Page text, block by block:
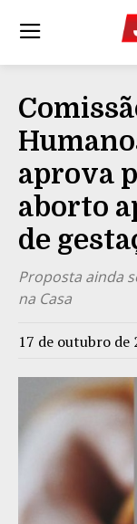
aprova
aborto
de
Proposta ainda
na Casa
17 de outubro de